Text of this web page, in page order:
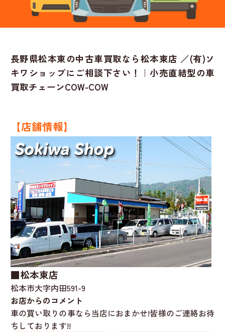
長野県松本東の中古車買取なら松本東店 ／(有)ソ
キワショップにご相談下さい！｜小売直結型の車
買取チェーンCOW-COW
【店舗情報】
■松本東店
松本市大字内田591-9
お店からのコメント
車の買い取りの事なら当店におまかせ!皆様のご連絡お待
ちしております!!